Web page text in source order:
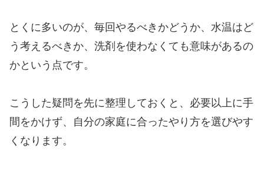
とくに多いのが、毎回やるべきかどうか、水温はど
う考えるべきか、洗剤を使わなくても意味があるの
かという点です。
こうした疑問を先に整理しておくと、必要以上に手
間をかけず、自分の家庭に合ったやり方を選びやす
くなります。